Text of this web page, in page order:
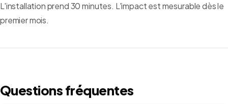
L'installation prend 30 minutes. L'impact est mesurable dès le
premier mois.
Questions fréquentes